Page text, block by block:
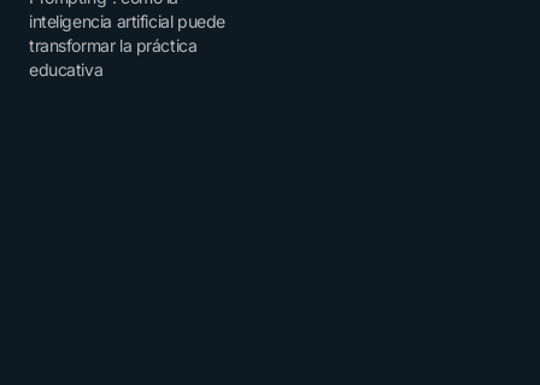
inteligencia artificial puede
transformar la práctica
educativa